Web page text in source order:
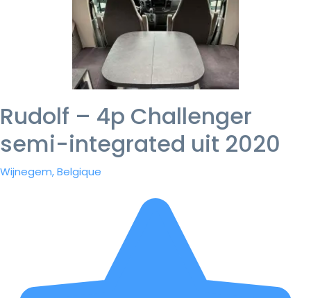
Rudolf – 4p Challenger
semi-integrated uit 2020
Wijnegem, Belgique